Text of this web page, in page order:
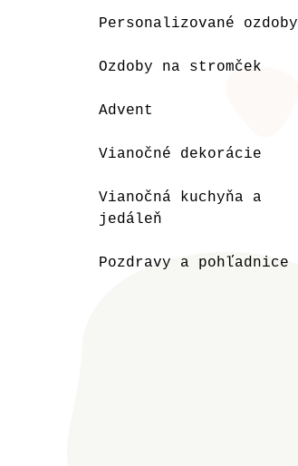
Personalizované ozdoby
Ozdoby na stromček
Advent
Vianočné dekorácie
Vianočná kuchyňa a
jedáleň
Pozdravy a pohľadnice